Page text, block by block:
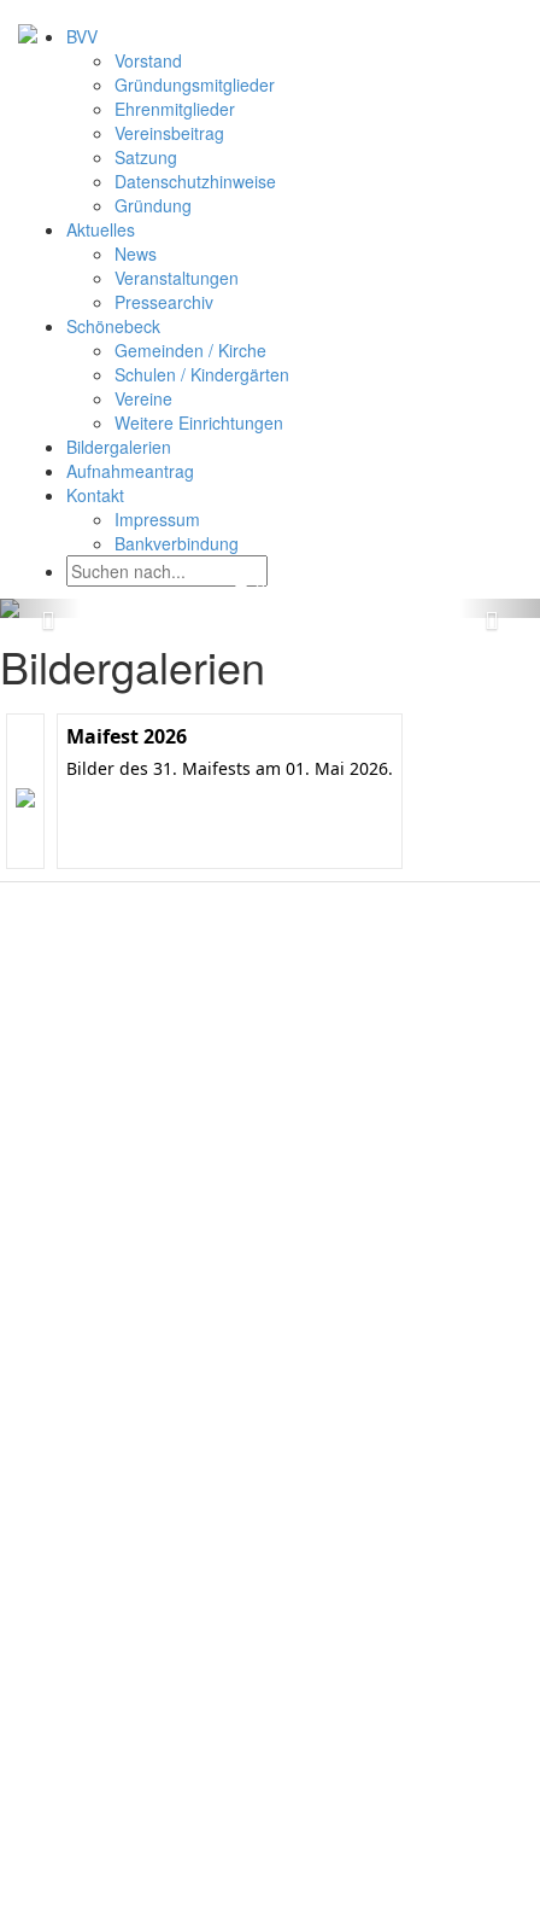
BVV
Vorstand
Gründungsmitglieder
Ehrenmitglieder
Vereinsbeitrag
Satzung
Datenschutzhinweise
Gründung
Aktuelles
News
Veranstaltungen
Pressearchiv
Schönebeck
Gemeinden / Kirche
Schulen / Kindergärten
Vereine
Weitere Einrichtungen
Bildergalerien
Aufnahmeantrag
Kontakt
Impressum
Bankverbindung
Bildergalerien
Maifest 2026
Bilder des 31. Maifests am 01. Mai 2026.